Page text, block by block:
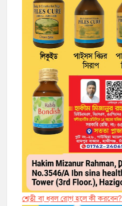
শ্বেতী বা ধবল রোগ হলে কী করবেন?